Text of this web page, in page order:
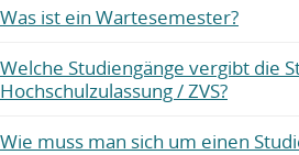
Was ist ein Wartesemester?
Welche Studiengänge vergibt die
Hochschulzulassung / ZVS?
Wie muss man sich um einen